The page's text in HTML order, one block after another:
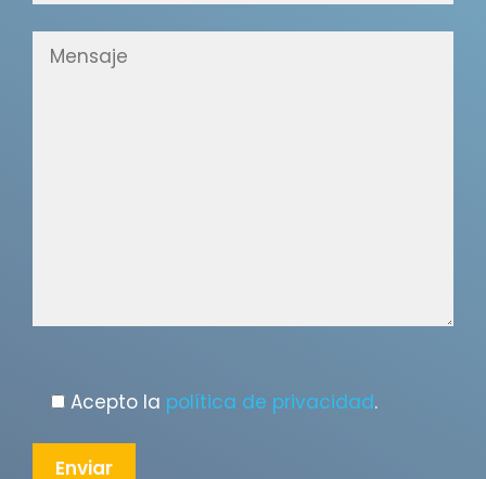
Acepto la política de privacidad.